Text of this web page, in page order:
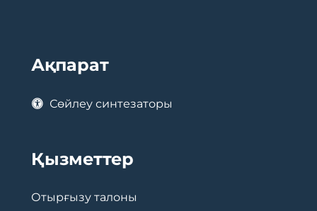
Ақпарат
Сөйлеу синтезаторы
Қызметтер
Отырғызу талоны